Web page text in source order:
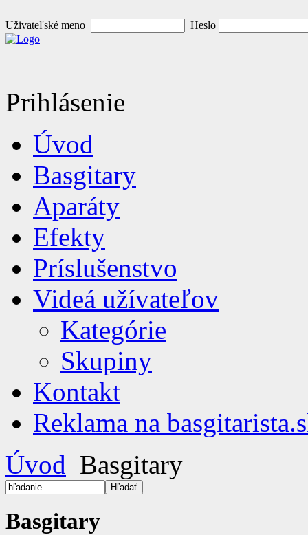
Uživateľské meno Heslo
Prihlásenie
Úvod
Basgitary
Aparáty
Efekty
Príslušenstvo
Videá užívateľov
Kategórie
Skupiny
Kontakt
Reklama na
Úvod Basgitary
Basgitary